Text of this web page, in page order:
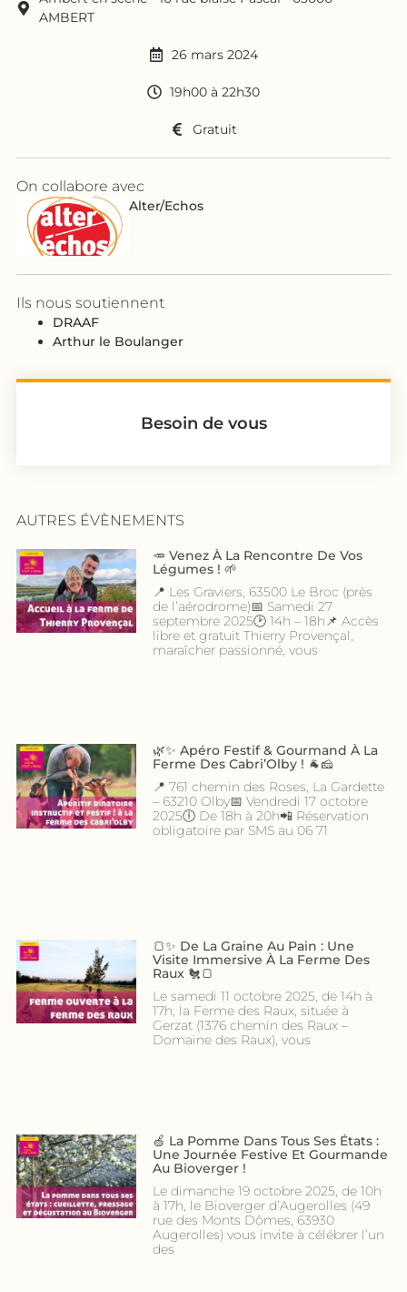
AMBERT
26 mars 2024
19h00 à 22h30
Gratuit
On collabore avec
Alter/Echos
Ils nous soutiennent
DRAAF
Arthur le Boulanger
Besoin de vous
AUTRES ÉVÈNEMENTS
🥕 Venez À La Rencontre De Vos
Légumes ! 🌱
📍 Les Graviers, 63500 Le Broc (près
de l’aérodrome)📅 Samedi 27
septembre 2025🕑 14h – 18h📌 Accès
libre et gratuit Thierry Provençal,
maraîcher passionné, vous
🌿✨ Apéro Festif & Gourmand À La
Ferme Des Cabri’Olby ! 🐐🧀
📍 761 chemin des Roses, La Gardette
– 63210 Olby📅 Vendredi 17 octobre
2025🕕 De 18h à 20h📲 Réservation
obligatoire par SMS au 06 71
🍞✨ De La Graine Au Pain : Une
Visite Immersive À La Ferme Des
Raux 🐔🍞
Le samedi 11 octobre 2025, de 14h à
17h, la Ferme des Raux, située à
Gerzat (1376 chemin des Raux –
Domaine des Raux), vous
🍏 La Pomme Dans Tous Ses États :
Une Journée Festive Et Gourmande
Au Bioverger !
Le dimanche 19 octobre 2025, de 10h
à 17h, le Bioverger d’Augerolles (49
rue des Monts Dômes, 63930
Augerolles) vous invite à célébrer l’un
des